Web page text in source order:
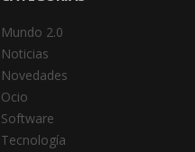
Mundo 2.0
Noticias
Novedades
Ocio
Software
Tecnología